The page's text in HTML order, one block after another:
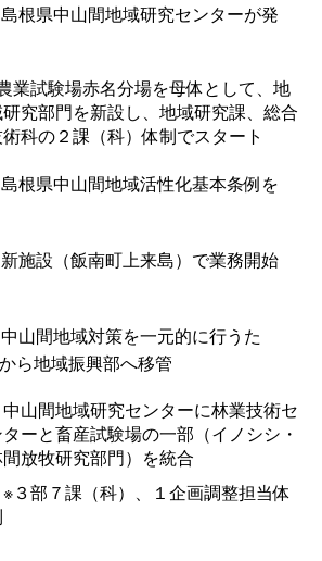
島根県中山間地域研究センターが発
業試験場赤名分場を母体として、地
究部門を新設し、地域研究課、総合
科の２課（科）体制でスタート
島根県中山間地域活性化基本条例を
新施設（飯南町上来島）で業務開始
中山間地域対策を一元的に行うた
ら地域振興部へ移管
山間地域研究センターに林業技術セ
ターと畜産試験場の一部（イノシシ・
放牧研究部門）を統合
３部７課（科）、１企画調整担当体